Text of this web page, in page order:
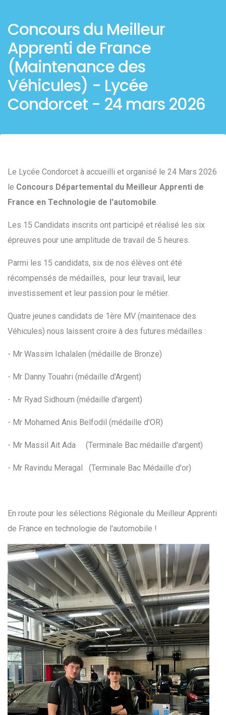
Concours du Meilleur
Apprenti de France
(Maintenance des
Véhicules) - Lycée
Condorcet - 24 mars 2026
Le Lycée Condorcet à accueilli et organisé le 24 Mars 2026
le Concours Départemental du Meilleur Apprenti de
France en Technologie de l'automobile.
Les 15 Candidats inscrits ont participé et réalisé les six
épreuves pour une amplitude de travail de 5 heures.
Parmi les 15 candidats, six de nos élèves ont été
récompensés de médailles, pour leur travail, leur
investissement et leur passion pour le métier.
Quatre jeunes candidats de 1ère MV (maintenace des
Véhicules) nous laissent croire à des futures médailles :
- Mr Wassim Ichalalen (médaille de Bronze)
- Mr Danny Touahri (médaille d'Argent)
- Mr Ryad Sidhoum (médaille d'argent)
- Mr Mohamed Anis Belfodil (médaille d'OR)
- Mr Massil Ait Ada (Terminale Bac médaille d'argent)
- Mr Ravindu Meragal (Terminale Bac Médaille d'or)
En route pour les sélections Régionale du Meilleur Apprenti
de France en technologie de l'automobile !